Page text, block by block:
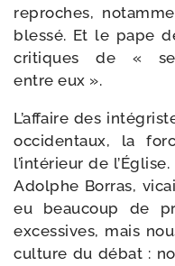
reproches,
bles­sé. Et le pape
cri­tiques de «
entre eux ».
L’affaire des
occi­den­taux, la
l’intérieur de
Adolphe Borras,
eu beau­coup de
exces­sives, mais
culture du débat :